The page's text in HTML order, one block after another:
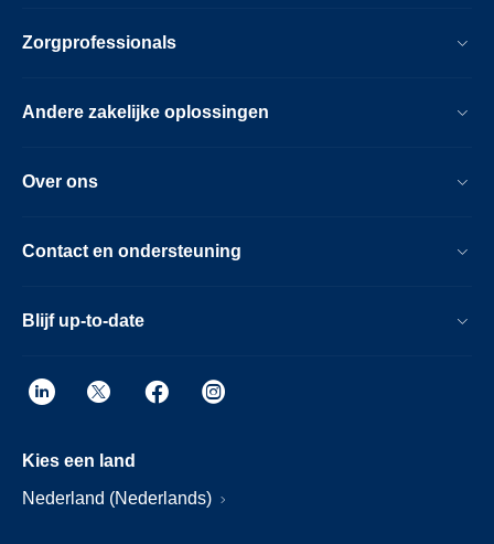
Zorgprofessionals
Andere zakelijke oplossingen
Over ons
Contact en ondersteuning
Blijf up-to-date
Kies een land
Nederland (Nederlands)